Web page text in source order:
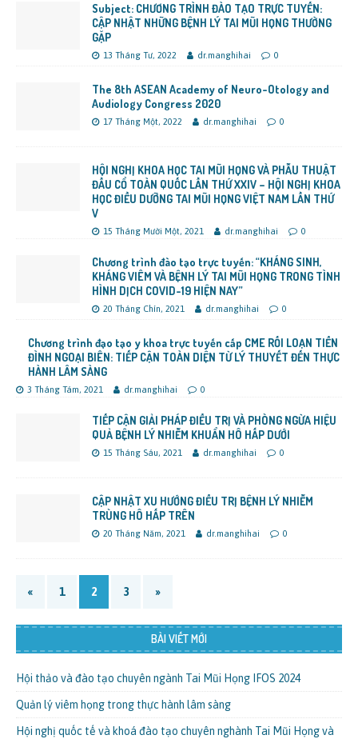
Subject: CHƯƠNG TRÌNH ĐÀO TẠO TRỰC TUYẾN:
CẬP NHẬT NHỮNG BỆNH LÝ TAI MŨI HỌNG THƯỜNG
GẶP
13 Tháng Tư, 2022 dr.manghihai 0
The 8th ASEAN Academy of Neuro-Otology and
Audiology Congress 2020
17 Tháng Một, 2022 dr.manghihai 0
HỘI NGHỊ KHOA HỌC TAI MŨI HỌNG VÀ PHẪU THUẬT
ĐẦU CỔ TOÀN QUỐC LẦN THỨ XXIV – HỘI NGHỊ KHOA
HỌC ĐIỀU DƯỠNG TAI MŨI HỌNG VIỆT NAM LẦN THỨ
V
15 Tháng Mười Một, 2021 dr.manghihai 0
Chương trình đào tạo trực tuyến: “KHÁNG SINH,
KHÁNG VIÊM VÀ BỆNH LÝ TAI MŨI HỌNG TRONG TÌNH
HÌNH DỊCH COVID-19 HIỆN NAY”
20 Tháng Chín, 2021 dr.manghihai 0
Chương trình đạo tạo y khoa trực tuyến cấp CME RỐI LOẠN TIỀN
ĐÌNH NGOẠI BIÊN: TIẾP CẬN TOÀN DIỆN TỪ LÝ THUYẾT ĐẾN THỰC
HÀNH LÂM SÀNG
3 Tháng Tám, 2021 dr.manghihai 0
TIẾP CẬN GIẢI PHÁP ĐIỀU TRỊ VÀ PHÒNG NGỪA HIỆU
QUẢ BỆNH LÝ NHIỄM KHUẨN HÔ HẤP DƯỚI
15 Tháng Sáu, 2021 dr.manghihai 0
CẬP NHẬT XU HƯỚNG ĐIỀU TRỊ BỆNH LÝ NHIỄM
TRÙNG HÔ HẤP TRÊN
20 Tháng Năm, 2021 dr.manghihai 0
« 1 2 3 »
BÀI VIẾT MỚI
Hội thảo và đào tạo chuyên ngành Tai Mũi Họng IFOS 2024
Quản lý viêm họng trong thực hành lâm sàng
Hội nghị quốc tế và khoá đào tạo chuyên nghành Tai Mũi Họng và